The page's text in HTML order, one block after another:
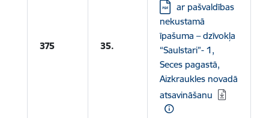
375 35.
Lejupielādēt:
ar pašvaldības
nekustamā
īpašuma – dzīvokļa
“Saulstari”- 1,
Seces pagastā,
Aizkraukles novadā
atsavināšanu